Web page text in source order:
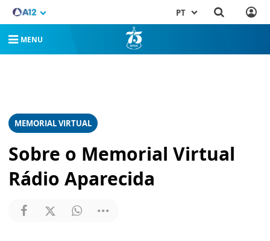
PT
MENU
MEMORIAL VIRTUAL
Sobre o Memorial Virtual
Rádio Aparecida